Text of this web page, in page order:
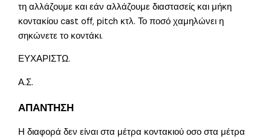
τη αλλάζουμε και εάν αλλάζουμε διαστασείς και μήκη
κοντακίου cast off, pitch κτλ. Το ποσό χαμηλώνει η
σηκώνετε το κοντάκι.
ΕΥΧΑΡΙΣΤΩ.
Α.Σ.
ΑΠΑΝΤΗΣΗ
Η διαφορά δεν είναι στα μέτρα κοντακιού οσο στα μέτρα